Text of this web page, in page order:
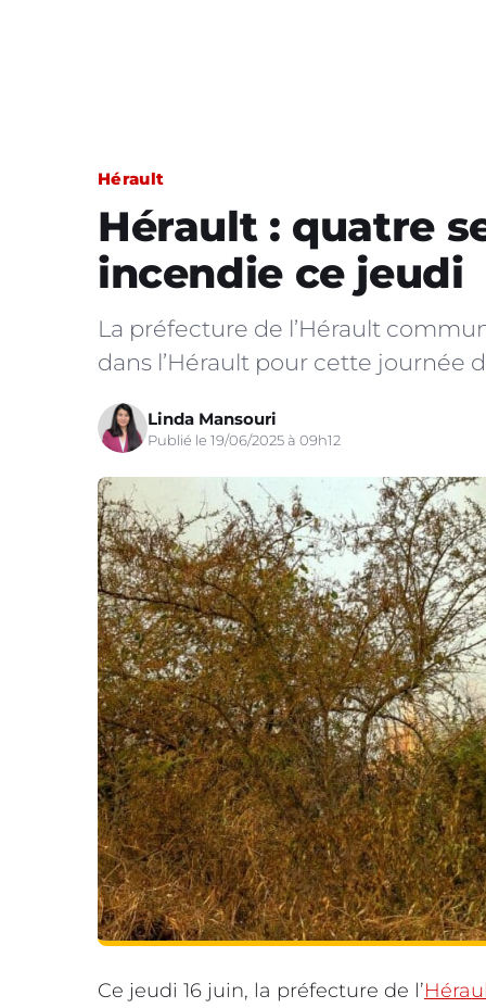
Hérault
Hérault : quatre
incendie ce jeudi
La préfecture de l’Hérault
dans l’Hérault pour cette journée
Linda Mansouri
Publié le 19/06/2025 à 09h12
Ce jeudi 16 juin, la préfecture de l’